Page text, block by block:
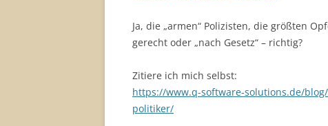
Ja, die „armen“ Polizisten, die größten
gerecht oder „nach Gesetz“ – richtig?
Zitiere ich mich selbst:
https://www.q-software-solutions.de/
politiker/